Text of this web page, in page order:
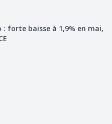
forte baisse à 1,9% en mai,